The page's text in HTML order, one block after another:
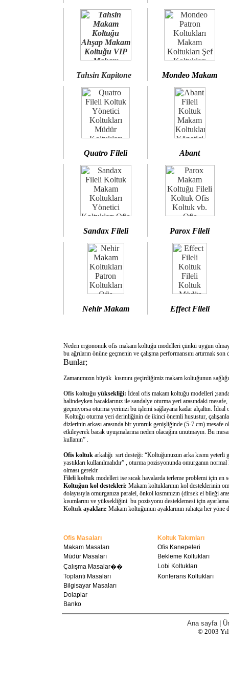
Tahsin Kapitone Mondeo Makam
Quatro Fileli Abant
Sandax Fileli Parox Fileli
Nehir Makam Effect Fileli
Neden ergonomik ofis makam koltuğu modelleri çünkü uygun
bu ağrıların önüne geçmenin ve çalışma performansını artırmak
Bunlar;
Zamanımızın büyük kısmını geçirdiğimiz makam koltuğunun
Ofis koltuğu yüksekliği: İdeal ofis makam koltuğu modelleri
halindeyken bacaklarınız ile sandalye oturma yeri arasındaki
geçmiyorsa oturma yerinizi bu işlemi sağlayana kadar alçaltın.
Koltuğu oturma yeri derinliğinin de ikinci önemli husustur,
dizlerinin arkası arasında bir yumruk genişliğinde (5-7 cm) mesafe
etkileyerek bacak uyuşmalarına neden olacağını unutmayın. Bu
kullanın” .
Ofis koltuk arkalığı sırt desteği: “Koltuğunuzun arka kısmı
yastıkları kullanılmalıdır” , oturma pozisyonunda omurganın
olması gerekir.
Fileli koltuk modelleri ise sıcak havalarda terleme problemi için
Koltuğun kol destekleri: Makam koltuklarının kol desteklerinin
dolayısıyla omurganıza paralel, önkol kısmınızın (dirsek el bileği
kısımlarını ve yüksekliğini bu pozisyonu desteklemesi için
Koltuk ayakları: Makam koltuğunun ayaklarının rahatça her
Ofis Masaları
Koltuk Takımları
Makam Masaları
Ofis Kanepeleri
Müdür Masaları
Bekleme Koltukları
Çalışma Masalar��
Lobi Koltukları
Toplantı Masaları
Konferans Koltukları
Bilgisayar Masaları
Dolaplar
Banko
Ana sayfa
© 2003